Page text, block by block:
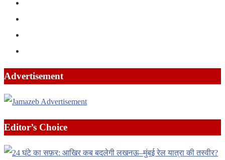
Advertisement
Editor’s Choice